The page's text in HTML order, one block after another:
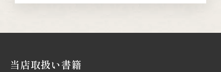
当店取扱い書籍